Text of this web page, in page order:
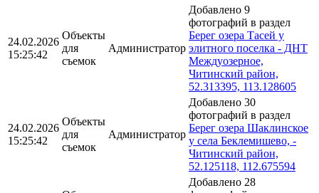
24.02.2026
15:25:42
Объекты
для
съемок
Администратор
Добавлено 9
фотографий в раздел
Берег озера Тасей у
элитного поселка - ДНТ
Междуозерное,
Читинский район,
52.313395, 113.128605
24.02.2026
15:25:42
Объекты
для
съемок
Администратор
Добавлено 30
фотографий в раздел
Берег озера Шаклинское
у села Беклемишево, -
Читинский район,
52.125118, 112.675594
Добавлено 28